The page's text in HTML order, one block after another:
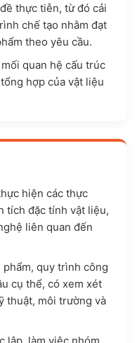
thực tiễn, từ đó cải
chế tạo nhằm đạt
theo yêu cầu.
quan hệ cấu trúc
hợp của vật liệu
hiện các thực
tích đặc tính vật liệu,
liên quan đến
quy trình công
cụ thể, có xem xét
thuật, môi trường và